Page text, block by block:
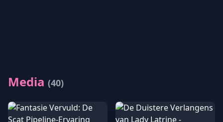
Media (40)